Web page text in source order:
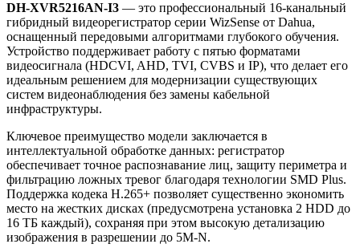
DH-XVR5216AN-I3 — это профессиональный 16-канальный
гибридный видеорегистратор серии WizSense от Dahua,
оснащенный передовыми алгоритмами глубокого обучения.
Устройство поддерживает работу с пятью форматами
видеосигнала (HDCVI, AHD, TVI, CVBS и IP), что делает его
идеальным решением для модернизации существующих
систем видеонаблюдения без замены кабельной
инфраструктуры.
Ключевое преимущество модели заключается в
интеллектуальной обработке данных: регистратор
обеспечивает точное распознавание лиц, защиту периметра и
фильтрацию ложных тревог благодаря технологии SMD Plus.
Поддержка кодека H.265+ позволяет существенно экономить
место на жестких дисках (предусмотрена установка 2 HDD до
16 ТБ каждый), сохраняя при этом высокую детализацию
изображения в разрешении до 5M-N.